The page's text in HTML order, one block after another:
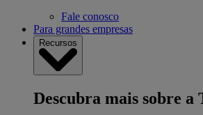
Fale conosco
Para grandes empresas
Recursos
Descubra mais sobre a